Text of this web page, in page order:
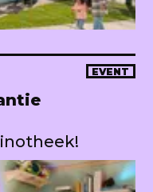
EVENT